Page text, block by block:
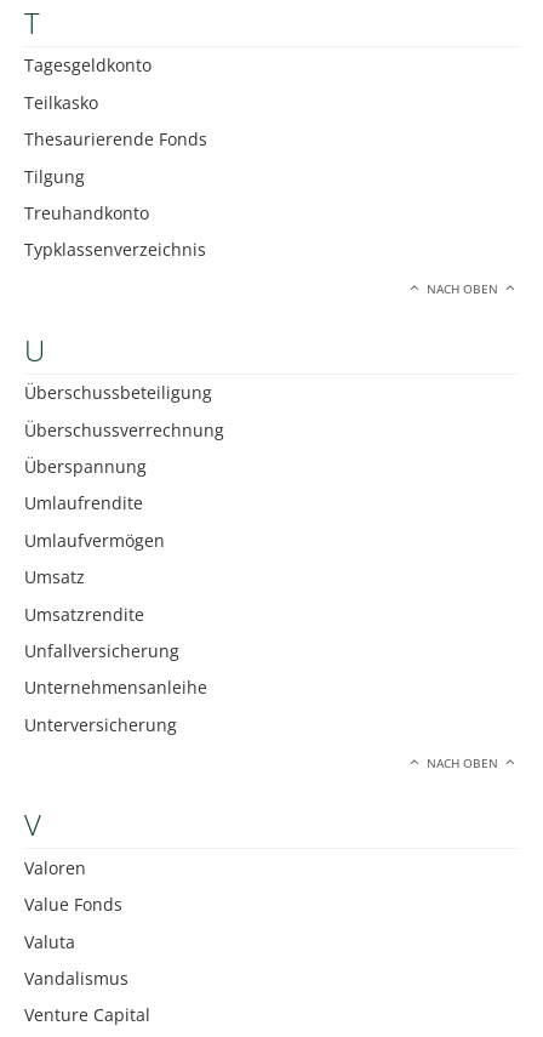
T
Tagesgeldkonto
Teilkasko
Thesaurierende Fonds
Tilgung
Treuhandkonto
Typklassenverzeichnis
NACH OBEN
U
Überschussbeteiligung
Überschussverrechnung
Überspannung
Umlaufrendite
Umlaufvermögen
Umsatz
Umsatzrendite
Unfallversicherung
Unternehmensanleihe
Unterversicherung
NACH OBEN
V
Valoren
Value Fonds
Valuta
Vandalismus
Venture Capital